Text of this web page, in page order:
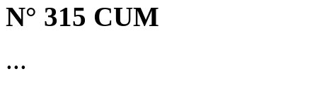
N° 315 CUM
...